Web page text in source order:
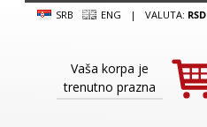
SRB ENG | VALUTA: RSD
Vaša korpa je
trenutno prazna